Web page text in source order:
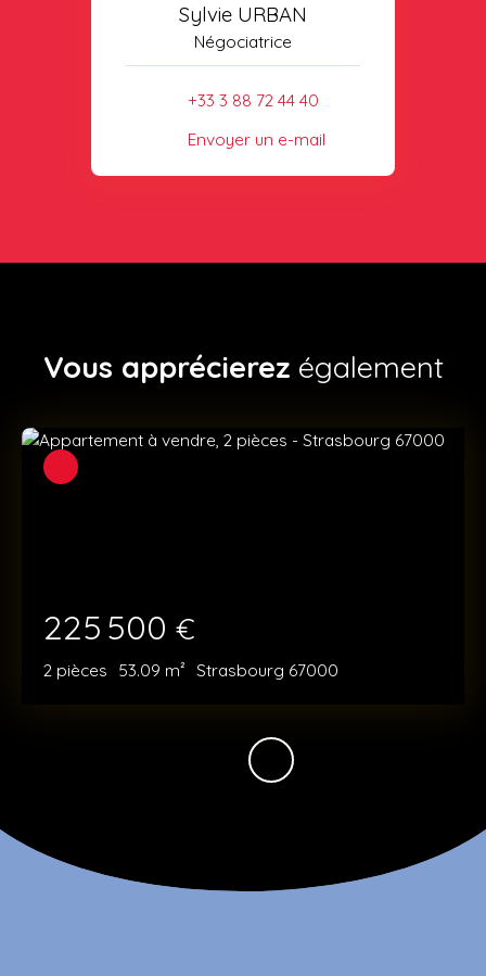
Sylvie URBAN
Négociatrice
+33 3 88 72 44 40
Envoyer un e-mail
Vous apprécierez également
225 500 €
2 pièces 53.09 m² Strasbourg 67000